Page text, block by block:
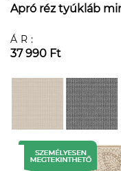
Apró réz tyúkláb
ÁR:
37 990 Ft